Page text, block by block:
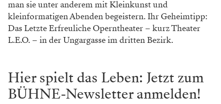
man sie unter anderem mit Kleinkunst und
kleinformatigen Abenden begeistern. Ihr Geheimtipp:
Das Letzte Erfreuliche Operntheater – kurz Theater
L.E.O. – in der Ungargasse im dritten Bezirk.
Hier spielt das Leben: Jetzt zum
BÜHNE-Newsletter anmelden!